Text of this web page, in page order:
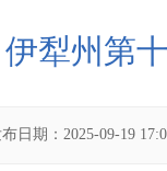
伊犁州第
日期： 2025-09-19